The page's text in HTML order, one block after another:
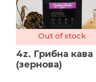
Out of stock
4z. Грибна кава
(зернова)